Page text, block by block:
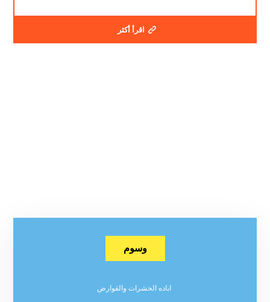
اقرأ أكثر
وسوم
اباده الحشرات والقوارض